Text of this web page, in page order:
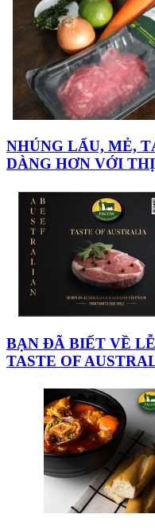
NHÚNG LẨU, MẺ,
DÀNG HƠN VỚI
BẠN ĐÃ BIẾT VỀ
TASTE OF